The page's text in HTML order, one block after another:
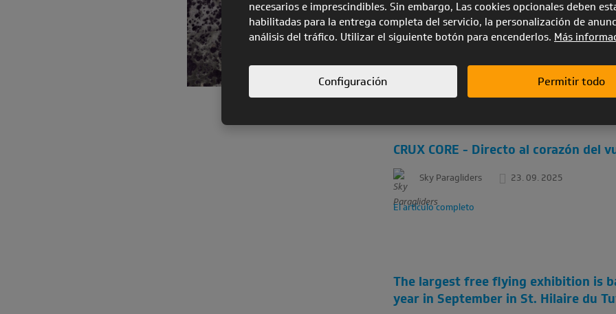
CRUX CORE - Directo al corazón del
Sky Paragliders 23. 09. 2025
El artículo completo
The largest free flying exhibition is
year in September in St. Hilaire du
necesarios e imprescindibles. Sin embargo, Las cookies opcionales deben
habilitadas para la entrega completa del servicio, la personalización de
análisis del tráfico. Utilizar el siguiente botón para encenderlos. Más
Configuración Permitir todo